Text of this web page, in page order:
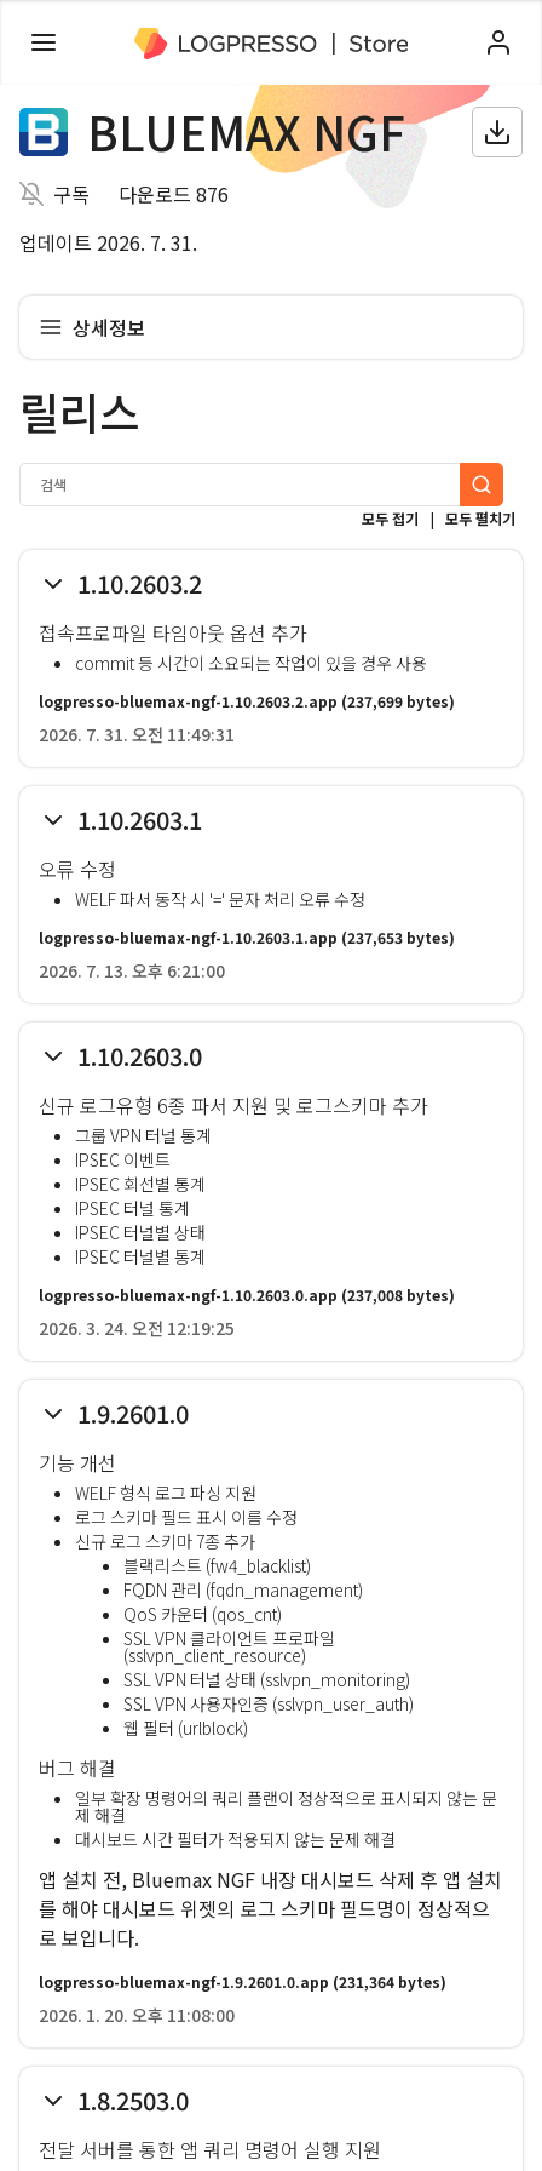
BLUEMAX NGF
구독
다운로드 876
업데이트 2026. 7. 31.
상세정보
릴리스
모두 접기 | 모두 펼치기
1.10.2603.2
접속프로파일 타임아웃 옵션 추가
commit 등 시간이 소요되는 작업이 있을 경우 사용
logpresso-bluemax-ngf-1.10.2603.2.app (237,699 bytes)
2026. 7. 31. 오전 11:49:31
1.10.2603.1
오류 수정
WELF 파서 동작 시 '=' 문자 처리 오류 수정
logpresso-bluemax-ngf-1.10.2603.1.app (237,653 bytes)
2026. 7. 13. 오후 6:21:00
1.10.2603.0
신규 로그유형 6종 파서 지원 및 로그스키마 추가
그룹 VPN 터널 통계
IPSEC 이벤트
IPSEC 회선별 통계
IPSEC 터널 통계
IPSEC 터널별 상태
IPSEC 터널별 통계
logpresso-bluemax-ngf-1.10.2603.0.app (237,008 bytes)
2026. 3. 24. 오전 12:19:25
1.9.2601.0
기능 개선
WELF 형식 로그 파싱 지원
로그 스키마 필드 표시 이름 수정
신규 로그 스키마 7종 추가
블랙리스트 (fw4_blacklist)
FQDN 관리 (fqdn_management)
QoS 카운터 (qos_cnt)
SSL VPN 클라이언트 프로파일
(sslvpn_client_resource)
SSL VPN 터널 상태 (sslvpn_monitoring)
SSL VPN 사용자인증 (sslvpn_user_auth)
웹 필터 (urlblock)
버그 해결
일부 확장 명령어의 쿼리 플랜이 정상적으로 표시되지 않는 문
제 해결
대시보드 시간 필터가 적용되지 않는 문제 해결
앱 설치 전, Bluemax NGF 내장 대시보드 삭제 후 앱 설치
를 해야 대시보드 위젯의 로그 스키마 필드명이 정상적으
로 보입니다.
logpresso-bluemax-ngf-1.9.2601.0.app (231,364 bytes)
2026. 1. 20. 오후 11:08:00
1.8.2503.0
전달 서버를 통한 앱 쿼리 명령어 실행 지원